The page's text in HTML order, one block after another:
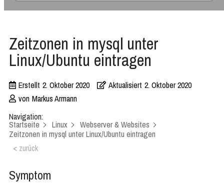
Zeitzonen in mysql unter
Linux/Ubuntu eintragen
Erstellt 2. Oktober 2020 Aktualisiert 2. Oktober 2020
von Markus Armann
Navigation:
Startseite Linux
Webserver & Websites
Zeitzonen in mysql unter Linux/Ubuntu eintragen
< zurück
Symptom